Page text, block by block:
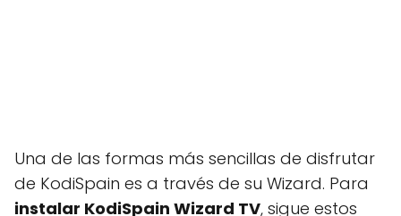
Una de las formas más sencillas de disfrutar
de KodiSpain es a través de su Wizard. Para
instalar KodiSpain Wizard TV, sigue estos